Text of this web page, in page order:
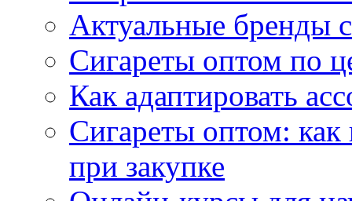
Актуальные бренды
Сигареты оптом по
Как адаптировать
Сигареты оптом:
при закупке